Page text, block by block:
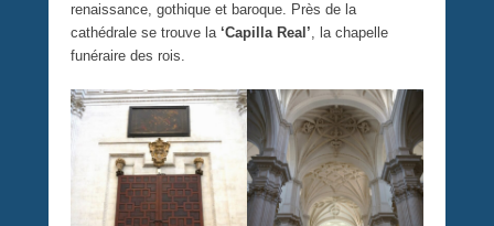
renaissance, gothique et baroque. Près de la
cathédrale se trouve la ‘Capilla Real’, la chapelle
funéraire des rois.